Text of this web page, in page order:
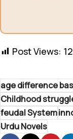
Post Views:
age difference
Childhood
feudal System
Urdu Novels